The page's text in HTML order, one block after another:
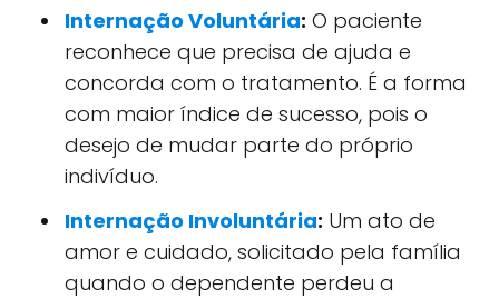
Internação Voluntária: O paciente
reconhece que precisa de ajuda e
concorda com o tratamento. É a forma
com maior índice de sucesso, pois o
desejo de mudar parte do próprio
indivíduo.
Internação Involuntária: Um ato de
amor e cuidado, solicitado pela família
quando o dependente perdeu a